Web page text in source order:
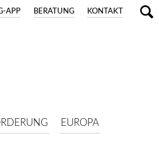
KONTAKT
BERATUNG
APP
EUROPA